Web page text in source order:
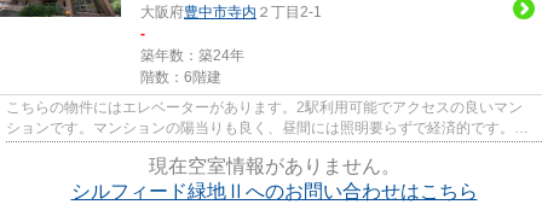
大阪府豊中市寺内 ２丁目2-1
-
築年数：築24年
階数：6階建
こちらの物件にはエレベーターがあります。2駅利用可能でアクセスの良いマン
ションです。マンションの陽当りも良く、昼間には照明要らずで経済的です。防
現在空室情報がありません。
シルフィード緑地Ⅱへのお問い合わせはこちら